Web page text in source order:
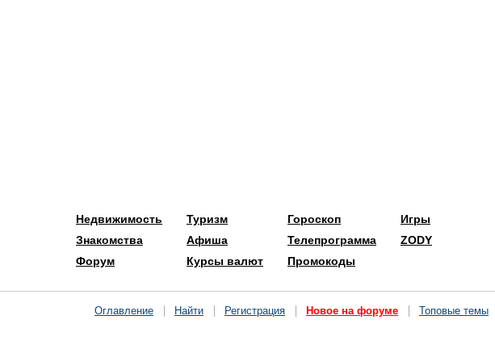
Недвижимость
Знакомства
Форум
Туризм
Афиша
Курсы валют
Гороскоп
Телепрограмма
Промокоды
Игры
ZODY
Оглавление Найти Регистрация Новое на форуме Топовые темы